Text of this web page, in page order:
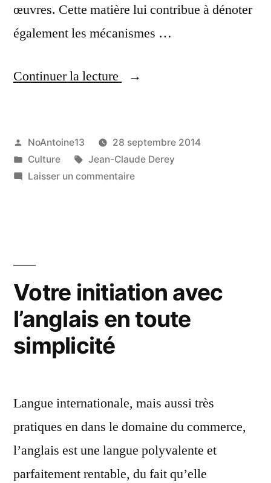
œuvres. Cette matière lui contribue à dénoter
également les mécanismes …
Continuer la lecture
« Les
d’un
écrivain »
Publié
par
NoAntoine13
28 septembre 2014
Publié
dans
Culture Étiquettes :
Jean-Claude Derey
Laisser un commentairesur
Votre initiation avec
l’anglais en toute
simplicité
Langue internationale, mais aussi très
pratiques en dans le domaine du commerce,
l’anglais est une langue polyvalente et
parfaitement rentable, du fait qu’elle